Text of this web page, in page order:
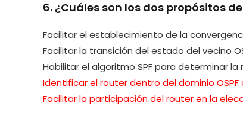
6. ¿Cuáles son los dos propósitos
Facilitar el establecimiento de la
Facilitar la transición del estado del vecino
Habilitar el algoritmo SPF para determinar
Identificar el router dentro del dominio
Facilitar la participación del router en la